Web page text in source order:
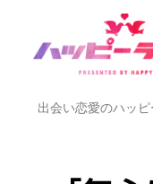
出会い恋愛のハッ